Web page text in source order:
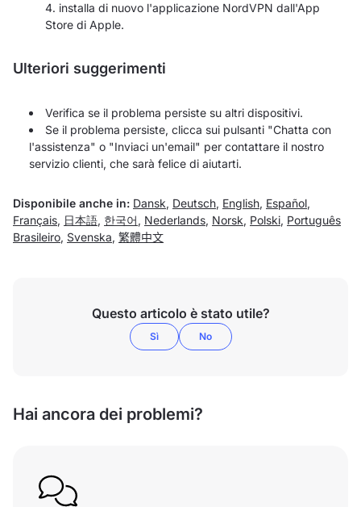
installa di nuovo l'applicazione NordVPN dall'App
Store di Apple.
Ulteriori suggerimenti
Verifica se il problema persiste su altri dispositivi.
Se il problema persiste, clicca sui pulsanti "Chatta con
l'assistenza" o "Inviaci un'email" per contattare il nostro
servizio clienti, che sarà felice di aiutarti.
Disponibile anche in: Dansk, Deutsch, English, Español,
Français, 日本語, 한국어 , Nederlands, Norsk, Polski, Português
Brasileiro, Svenska, 繁體中文
Questo articolo è stato utile?
Sì No
Hai ancora dei problemi?